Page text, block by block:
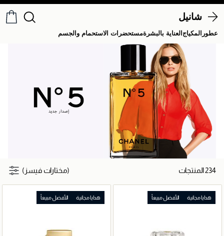
شانيل
عطور المكياج العناية بالبشرةمستحضرات الاستحمام والجسم
234 المنتجات (مختارات فيسز)
هدايا مجانية الأفضل مبيعاً هدايا مجانية الأفضل مبيعاً